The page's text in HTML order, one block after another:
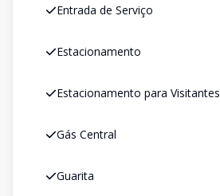
Entrada de Serviço
Estacionamento
Estacionamento para Visitantes
Gás Central
Guarita